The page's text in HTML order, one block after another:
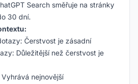
Search směřuje na stránky
30 dní.
Čerstvost je zásadní
Důležitější než čerstvost je
nejnovější